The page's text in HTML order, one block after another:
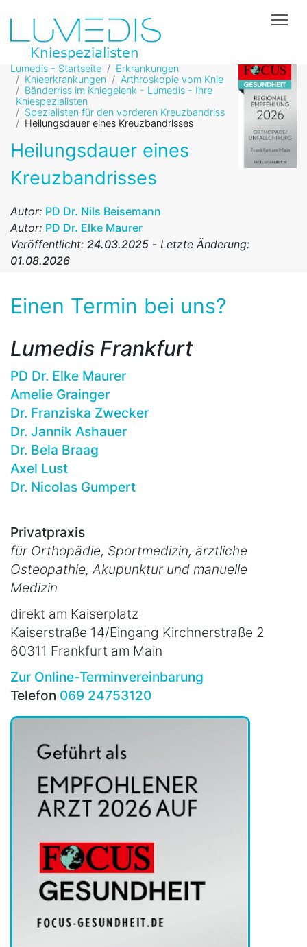
Lumedis - Startseite
Erkrankungen
Knieerkrankungen
Arthroskopie vom Knie
Bänderriss im Kniegelenk - Lumedis - Ihre
Kniespezialisten
Spezialisten für den vorderen Kreuzbandriss
Heilungsdauer eines Kreuzbandrisses
Heilungsdauer eines
Kreuzbandrisses
Autor: PD Dr. Nils Beisemann
Autor: PD Dr. Elke Maurer
Veröffentlicht: 24.03.2025 - Letzte Änderung:
01.08.2026
Einen Termin bei uns?
Lumedis Frankfurt
PD Dr. Elke Maurer
Amelie Grainger
Dr. Franziska Zwecker
Dr. Jannik Ashauer
Dr. Bela Braag
Axel Lust
Dr. Nicolas Gumpert
Privatpraxis
für Orthopädie, Sportmedizin, ärztliche
Osteopathie, Akupunktur und manuelle
Medizin
direkt am Kaiserplatz
Kaiserstraße 14/Eingang Kirchnerstraße 2
60311 Frankfurt am Main
Zur Online-Terminvereinbarung
Telefon 069 24753120